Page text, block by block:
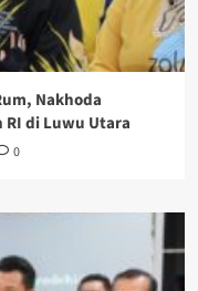
Nakhoda
RI di Luwu Utara
0